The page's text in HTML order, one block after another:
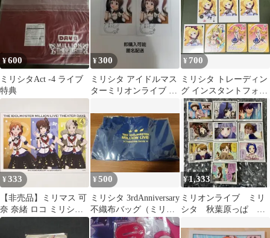
¥600
ミリシタAct -4 ライブ
特典
¥300
ミリシタ アイドルマス
ターミリオンライブ 松
ド チェキ
¥ 700
ミリシタ トレーディン
グ インスタントフォト
風カード 他 エミリー 7
点セット
¥333
【非売品】ミリマス 可
奈 奈緒 ロコ ミリシタ
特典 ポストカード
¥500
ミリシタ 3rdAnniversary
不織布バッグ（ミリオ
ンライブ！）
¥1,333
ミリオンライブ ミリ
シタ 秋葉原っぱ 購
ド セット